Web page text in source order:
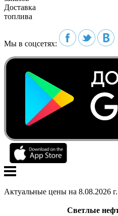
Доставка
топлива
Мы в соцсетях:
Актуальные цены на 8.08.2026 г.
Светлые